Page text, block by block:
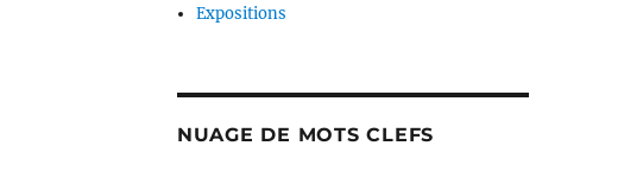
Expositions
NUAGE DE MOTS CLEFS